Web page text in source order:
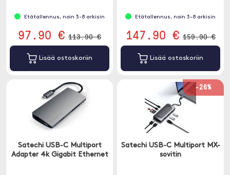
Etätallennus, noin 3-8 arkisin
97.90 € 113.90 €
Lisää ostoskoriin
Etätallennus, noin 3-8 arkisin
147.90 € 159.90 €
Lisää ostoskoriin
Satechi USB-C Multiport
Adapter 4k Gigabit Ethernet
-26%
Satechi USB-C Multiport MX-
sovitin